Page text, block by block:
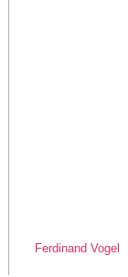
Ferdinand Vogel